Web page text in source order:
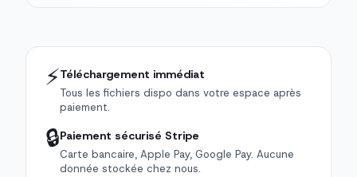
⚡Téléchargement immédiat
Tous les fichiers dispo dans votre espace après
paiement.
🔒Paiement sécurisé Stripe
Carte bancaire, Apple Pay, Google Pay. Aucune
donnée stockée chez nous.